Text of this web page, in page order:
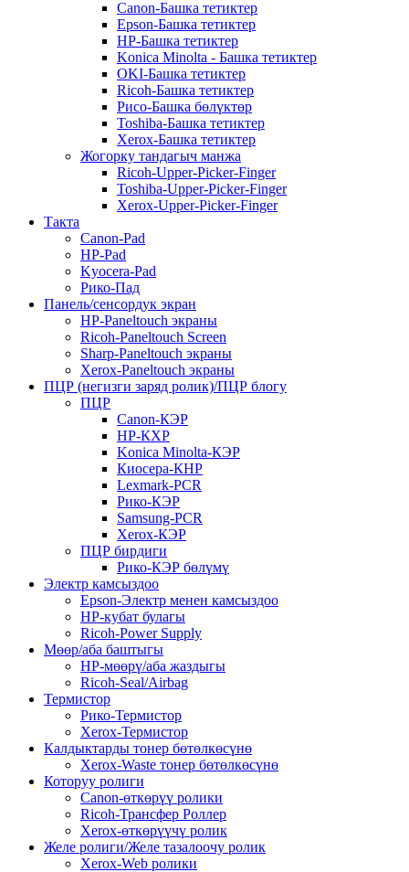
Canon-Башка тетиктер
Epson-Башка тетиктер
HP-Башка тетиктер
Konica Minolta - Башка тетиктер
OKI-Башка тетиктер
Ricoh-Башка тетиктер
Рисо-Башка бөлүктөр
Toshiba-Башка тетиктер
Xerox-Башка тетиктер
Жогорку тандагыч манжа
Ricoh-Upper-Picker-Finger
Toshiba-Upper-Picker-Finger
Xerox-Upper-Picker-Finger
Такта
Canon-Pad
HP-Pad
Kyocera-Pad
Рико-Пад
Панель/сенсордук экран
HP-Paneltouch экраны
Ricoh-Paneltouch Screen
Sharp-Paneltouch экраны
Xerox-Paneltouch экраны
ПЦР (негизги заряд ролик)/ПЦР блогу
ПЦР
Canon-КЭР
HP-КХР
Konica Minolta-КЭР
Киосера-КНР
Lexmark-PCR
Рико-КЭР
Samsung-PCR
Xerox-КЭР
ПЦР бирдиги
Рико-КЭР бөлүмү
Электр камсыздоо
Epson-Электр менен камсыздоо
HP-кубат булагы
Ricoh-Power Supply
Мөөр/аба баштыгы
HP-мөөрү/аба жаздыгы
Ricoh-Seal/Airbag
Термистор
Рико-Термистор
Xerox-Термистор
Калдыктарды тонер бөтөлкөсүнө
Xerox-Waste тонер бөтөлкөсүнө
Которуу ролиги
Canon-өткөрүү ролики
Ricoh-Трансфер Роллер
Xerox-өткөрүүчү ролик
Желе ролиги/Желе тазалоочу ролик
Xerox-Web ролики